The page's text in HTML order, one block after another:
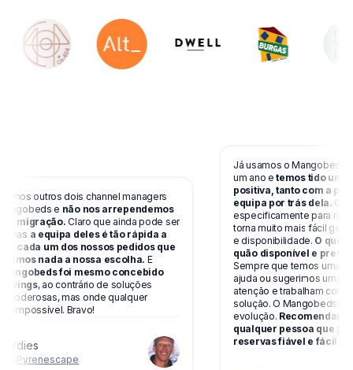
outros dois channel managers
enão nos arrependemos
migração.Claro que ainda pode ser
masa equipa deles é tão rápida a
cada um dos nossos pedidos que
nada a nossa escolha.E
foi mesmo concebido
, ao contrário de soluções
mas onde qualquer
impossível. Bravo!
Pyrenescape
Já usamos o Mangobeds
um ano etemos tido uma
positiva, tanto com a
equipa por trás dela.O
especificamente para
torna muito mais fácil gerir
e disponibilidade.O que
quão disponível e
Sempre que temos uma
ajuda ou sugerimos uma
atenção e trabalham
solução. O Mangobeds
evolução.
qualquer pessoa que
reservas fiável e fácil de